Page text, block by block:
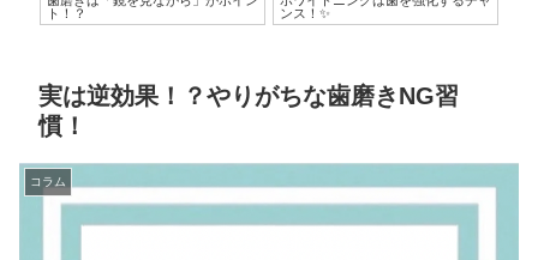
ト！？
ンス！✨
実は逆効果！？やりがちな歯磨きNG習
慣！
コラム